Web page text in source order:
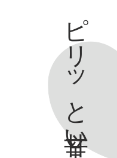
ピリッと甘辛い醤油味